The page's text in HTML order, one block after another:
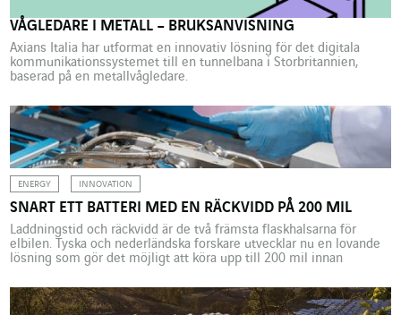
medgrundare av Fabrique des mobilités. Vilka är de nuvarande […]
VÅGLEDARE I METALL – BRUKSANVISNING
Axians Italia har utformat en innovativ lösning för det digitala
kommunikationssystemet till en tunnelbana i Storbritannien,
baserad på en metallvågledare.
ENERGY INNOVATION
SNART ETT BATTERI MED EN RÄCKVIDD PÅ 200 MIL
Laddningstid och räckvidd är de två främsta flaskhalsarna för
elbilen. Tyska och nederländska forskare utvecklar nu en lovande
lösning som gör det möjligt att köra upp till 200 mil innan
räckvidden bygger på en ny metod för elektrodtillverkning.
Metoden består i att anoden och katoden anbringar ett lager […]